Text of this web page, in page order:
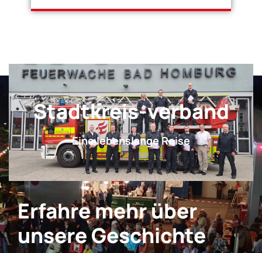
Stadtkreis-verband
Eine lebenslange Reise
Erfahre mehr über
unsere Geschichte